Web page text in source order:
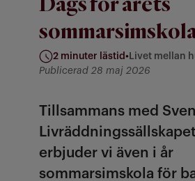
2 minuter lästid • Livet mellan
Kategorier: Livet mellan husen,
Publicerad 28 maj 2026
Tillsammans med
erbjuder vi även i år
sommarsimskola för